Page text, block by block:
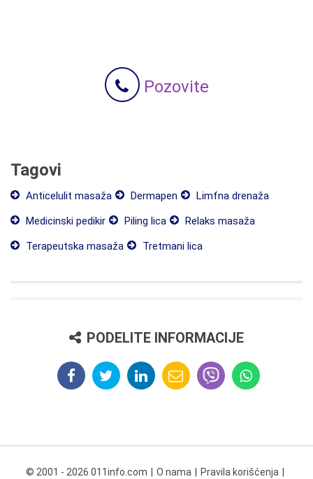
Pozovite
Tagovi
Anticelulit masaža Dermapen
Limfna drenaža
Medicinski pedikir
Piling lica
Relaks masaža
Terapeutska masaža
Tretmani lica
PODELITE INFORMACIJE
© 2001 - 2026 011info.com O nama Pravila korišćenja